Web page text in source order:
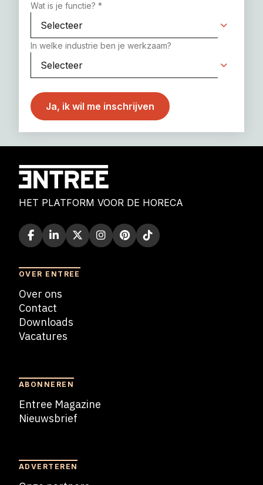
Wat is je functie? *
In welke industrie ben je werkzaam?
HET PLATFORM VOOR DE HORECA
OVER ENTREE
Over ons
Contact
Downloads
Vacatures
ABONNEREN
Entree Magazine
Nieuwsbrief
ADVERTEREN